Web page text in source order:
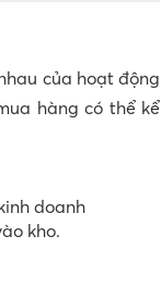
của hoạt động
hàng có thể kể
doanh
kho.